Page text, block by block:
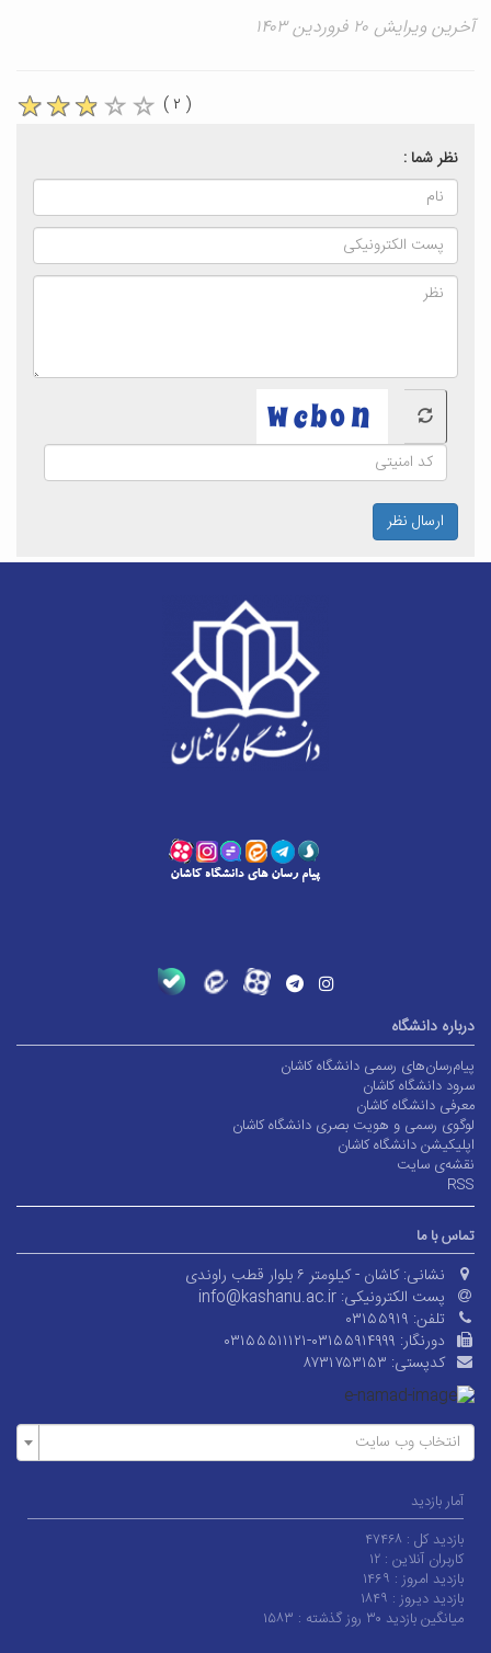
آخرین ویرایش ۲۰ فروردین ۱۴۰۳
( ۲ )
نظر شما :
ارسال نظر
درباره دانشگاه
پیام‌رسان‌های رسمی دانشگاه کاشان
سرود دانشگاه کاشان
معرفی دانشگاه کاشان
لوگوی رسمی و هویت بصری دانشگاه کاشان
اپلیکیشن دانشگاه کاشان
نقشه‌ی سایت
RSS
تماس با ما
نشانی: کاشان - کیلومتر ۶ بلوار قطب راوندی
پست الکترونیکی: info@kashanu.ac.ir
تلفن: ۰۳۱۵۵۹۱۹
دورنگار: ۰۳۱۵۵۵۱۱۱۲۱-۰۳۱۵۵۹۱۴۹۹۹
کدپستی: ۸۷۳۱۷۵۳۱۵۳
انتخاب وب سایت
آمار بازدید
بازدید کل : ۴۷۴۶۸
کاربران آنلاین : ۱۲
بازدید امروز : ۱۴۶۹
بازدید دیروز : ۱۸۴۹
میانگین بازدید ۳۰ روز گذشته :
۱۵۸۳